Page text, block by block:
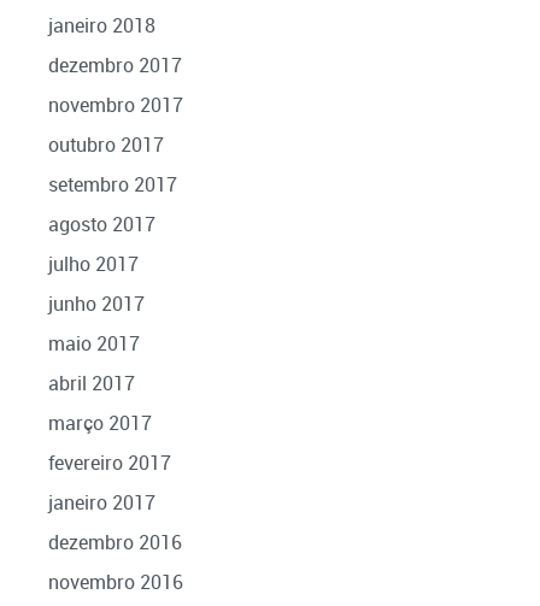
janeiro 2018
dezembro 2017
novembro 2017
outubro 2017
setembro 2017
agosto 2017
julho 2017
junho 2017
maio 2017
abril 2017
março 2017
fevereiro 2017
janeiro 2017
dezembro 2016
novembro 2016